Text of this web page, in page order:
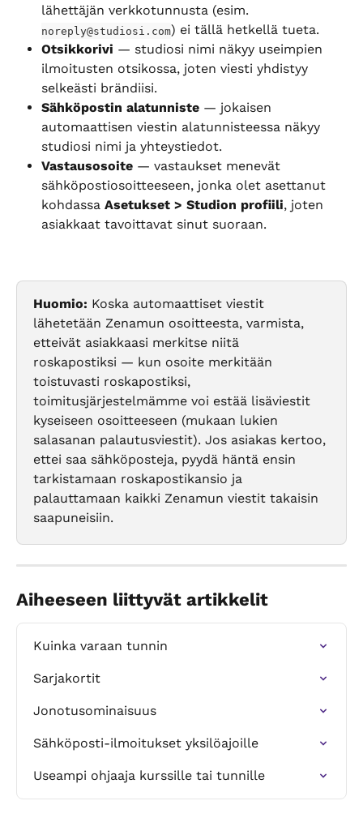
lähettäjän verkkotunnusta (esim.
noreply@studiosi.com) ei tällä hetkellä tueta.
Otsikkorivi — studiosi nimi näkyy useimpien
ilmoitusten otsikossa, joten viesti yhdistyy
selkeästi brändiisi.
Sähköpostin alatunniste — jokaisen
automaattisen viestin alatunnisteessa näkyy
studiosi nimi ja yhteystiedot.
Vastausosoite — vastaukset menevät
sähköpostiosoitteeseen, jonka olet asettanut
kohdassa Asetukset > Studion profiili, joten
asiakkaat tavoittavat sinut suoraan.
Huomio: Koska automaattiset viestit
lähetetään Zenamun osoitteesta, varmista,
etteivät asiakkaasi merkitse niitä
roskapostiksi — kun osoite merkitään
toistuvasti roskapostiksi,
toimitusjärjestelmämme voi estää lisäviestit
kyseiseen osoitteeseen (mukaan lukien
salasanan palautusviestit). Jos asiakas kertoo,
ettei saa sähköposteja, pyydä häntä ensin
tarkistamaan roskapostikansio ja
palauttamaan kaikki Zenamun viestit takaisin
saapuneisiin.
Aiheeseen liittyvät artikkelit
Kuinka varaan tunnin
Sarjakortit
Jonotusominaisuus
Sähköposti-ilmoitukset yksilöajoille
Useampi ohjaaja kurssille tai tunnille